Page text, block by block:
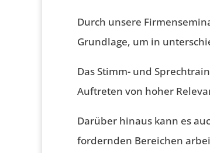
Durch unsere
Grundlage, um in
Das Stimm- und
Auftreten von hoher
Darüber hinaus kann es
fordernden Bereichen